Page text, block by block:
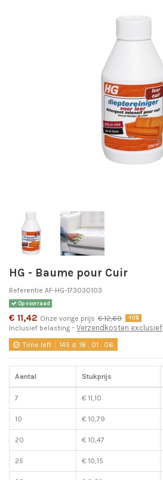
HG - Baume pour Cuir
Referentie AF-HG-173030103
Op voorraad
€ 11,42 Onze vorige prijs € 12,69 -10%
Inclusief belasting Verzendkosten exclusief
Time left 145 d. 18 : 01 : 06
Aantal Stukprijs
7 € 11,10
10 € 10,79
20 € 10,47
25 € 10,15